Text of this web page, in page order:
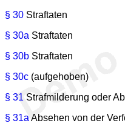
§ 30 Straftaten
§ 30a Straftaten
§ 30b Straftaten
§ 30c (aufgehoben)
§ 31 Strafmilderung oder
§ 31a Absehen von der